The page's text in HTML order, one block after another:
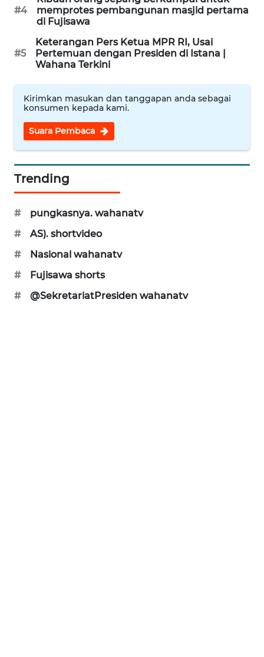
#4
memprotes pembangunan masjid pertama
di Fujisawa
#5
Keterangan Pers Ketua MPR RI, Usai
Pertemuan dengan Presiden di Istana |
Wahana Terkini
Kirimkan masukan dan tanggapan anda sebagai
konsumen kepada kami.
Suara Pembaca
Trending
#
pungkasnya. wahanatv
#
AS). shortvideo
#
Nasional wahanatv
#
Fujisawa shorts
#
@SekretariatPresiden wahanatv
WN
CIANJUR
WN
KEPULAUAN
WN
WN
WN
WN
INDRAMAYU
WN
KUNINGAN